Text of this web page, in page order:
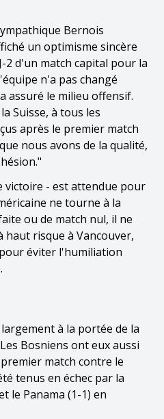
Bernois
un optimisme sincère
2 d'un match capital pour la
n'a pas changé
assuré le milieu offensif.
Suisse, à tous les
après le premier match
nous avons de la qualité,
victoire - est attendue pour
ne tourne à la
ou de match nul, il ne
risque à Vancouver,
éviter l'humiliation
à la portée de la
Bosniens ont eux aussi
match contre le
tenus en échec par la
le Panama (1-1) en